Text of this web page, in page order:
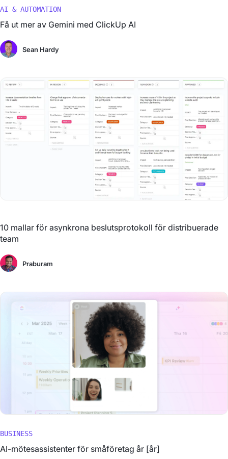
AI & AUTOMATION
Få ut mer av Gemini med ClickUp AI
Sean Hardy
10 mallar för asynkrona beslutsprotokoll för distribuerade
team
Praburam
BUSINESS
AI-mötesassistenter för småföretag år [år]